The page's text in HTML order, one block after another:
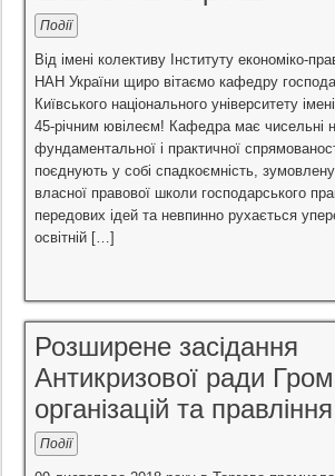
Події
Від імені колективу Інституту економіко-
НАН України щиро вітаємо кафедру
Київського національного університету
45-річним ювілеєм! Кафедра має чисельні
фундаментальної і практичної
поєднують у собі спадкоємність,
власної правової школи господарського
передових ідей та невпинно рухається
освітній […]
Розширене засідання
Антикризової ради
організацій та
Події